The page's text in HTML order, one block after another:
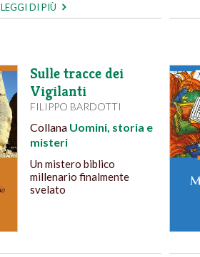
LEGGI DI PIÙ
Sulle tracce dei
Vigilanti
FILIPPO BARDOTTI
Collana Uomini, storia e
misteri
Un mistero biblico
millenario finalmente
svelato